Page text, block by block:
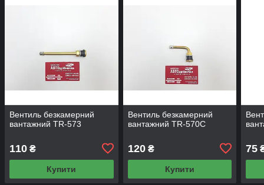
Вентиль безкамерний
вантажний TR-573
110 ₴
Купити
Вентиль безкамерний
вантажний TR-570С
120₴
Купити
75